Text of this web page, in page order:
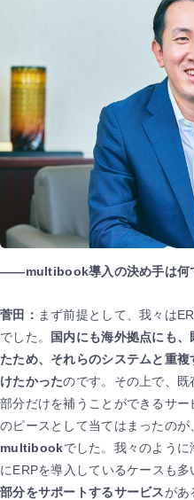
――multibook導入の決め手は何
菅田： まず前提として、我々は
でした。
国内にも海外拠点にも
たため、それらのシステムと重
けたかったのです。その上で、
部分だけを補うことができるサ
のピースとして当てはまったのが
multibookでした。我々のよう
にERPを導入しているケースも多
部分をサポートするサービスがあ